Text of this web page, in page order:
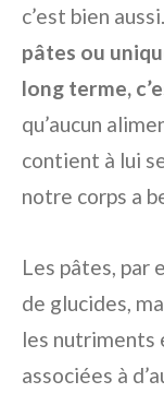
c’est bien
pâtes ou
long terme,
qu’aucun
contient à lui
notre corps a
Les pâtes, par
de glucides,
les nutriments
associées à